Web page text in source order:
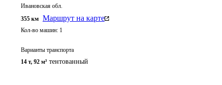
Ивановская обл.
355 км Маршрут на карте
Кол-во машин: 1
Варианты транспорта
14 т, 92 м³ тентованный